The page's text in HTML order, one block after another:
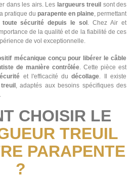
dans les airs. Les largueurs treuil sont des
pratique du parapente en plaine, permettant
toute sécurité depuis le sol . Chez Air et
de la qualité et de la fiabilité de ces
de vol exceptionnelle.
mécanique conçu pour libérer le câble
de manière contrôlée. Cette pièce est
et l'efficacité dudécollage. Il existe
, adaptés aux besoins spécifiques des
CHOISIR LE
TREUIL
PARAPENTE
?